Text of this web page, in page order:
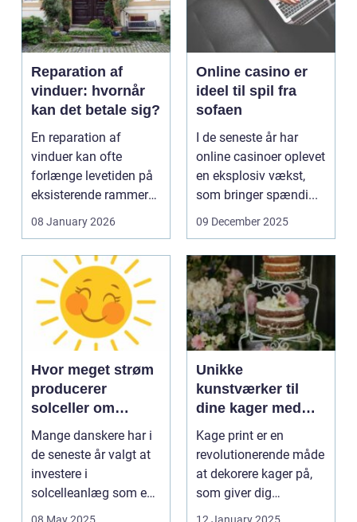
Reparation af
vinduer: hvornår
kan det betale sig?
En reparation af
vinduer kan ofte
forlænge levetiden på
eksisterende rammer
og glas med ...
08 January 2026
Online casino er
ideel til spil fra
sofaen
I de seneste år har
online casinoer oplevet
en eksplosiv vækst,
som bringer spændi...
09 December 2025
Hvor meget strøm
producerer
solceller om
vinteren?
Mange danskere har i
de seneste år valgt at
investere i
solcelleanlæg som en
bæred...
Unikke
kunstværker til
dine kager med
kage print
Kage print er en
revolutionerende måde
at dekorere kager på,
som giver dig
mulighed for ...